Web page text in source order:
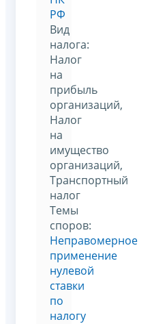
РФ
Вид
налога:
Налог
на
прибыль
организаций,
Налог
на
имущество
организаций,
Транспортный
налог
Темы
споров:
Неправомерное
применение
нулевой
ставки
по
налогу